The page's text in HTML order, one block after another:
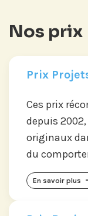
Nos prix
Prix
Ces prix
depuis 2002,
originaux
du
En savoir plus